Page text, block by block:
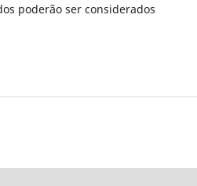
poderão ser considerados